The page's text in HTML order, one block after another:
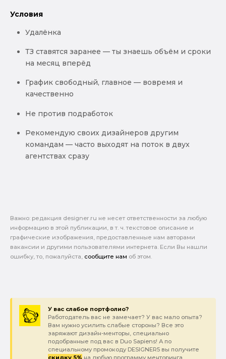
Условия
Удалёнка
ТЗ ставятся заранее — ты знаешь объём и сроки
на месяц вперёд
График свободный, главное — вовремя и
качественно
Не против подработок
Рекомендую своих дизайнеров другим
командам — часто выходят на поток в двух
агентствах сразу
Важно: pедакция designer.ru не несет ответственности за любую
информацию в этой публикации, в т. ч. текстовое описание и
графические изображения, предоставленные нам авторами
вакансии и другими пользователями интернета. Если Вы нашли
ошибку, то, пожалуйста, сообщите нам об этом.
У вас слабое портфолио?
Работодатель вас не замечает? У вас мало опыта?
Вам нужно усилить слабые стороны? Все это
заряжают дизайн-менторы, специально
подобранные под вас в Duo Sapiens! А по
специальному промокоду DESIGNER5 вы получите
скидку 5% на любую программу менторинга